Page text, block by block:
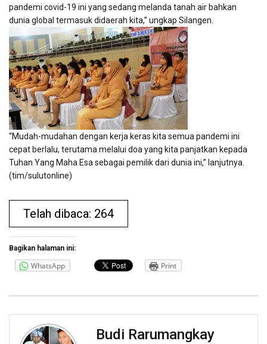
pandemi covid-19 ini yang sedang melanda tanah air bahkan
dunia global termasuk didaerah kita,” ungkap Silangen.
“Mudah-mudahan dengan kerja keras kita semua pandemi ini
cepat berlalu, terutama melalui doa yang kita panjatkan kepada
Tuhan Yang Maha Esa sebagai pemilik dari dunia ini,” lanjutnya.
(tim/sulutonline)
Telah dibaca: 264
Bagikan halaman ini:
WhatsApp Print
Budi Rarumangkay